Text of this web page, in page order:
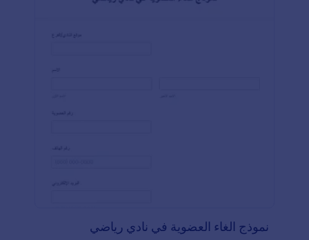
نموذج الغاء العضوية في نادي رياضي